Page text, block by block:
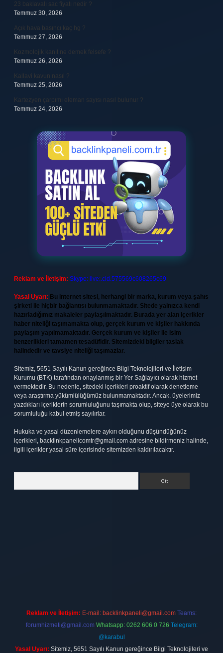
23 baklavalı sac fiyatı nedir ?
Temmuz 30, 2026
Açık hava basıncı kaç hg ?
Temmuz 27, 2026
Kozmolojik kanıt ne demek felsefe ?
Temmuz 26, 2026
Kallavi kavun nasıl ?
Temmuz 25, 2026
Kartezyen çarpımı eleman sayısı nasıl bulunur ?
Temmuz 24, 2026
Reklam ve İletişim: Skype: live:.cid.575569c608265c69
Yasal Uyarı: Bu internet sitesi, herhangi bir marka, kurum veya şahıs
şirketi ile hiçbir bağlantısı bulunmamaktadır. Sitede yalnızca kendi
hazırladığımız makaleler paylaşılmaktadır. Burada yer alan içerikler
haber niteliği taşımamakta olup, gerçek kurum ve kişiler hakkında
paylaşım yapılmamaktadır. Gerçek kurum ve kişiler ile isim
benzerlikleri tamamen tesadüfidir. Sitemizdeki bilgiler taslak
halindedir ve tavsiye niteliği taşımazlar.
Sitemiz, 5651 Sayılı Kanun gereğince Bilgi Teknolojileri ve İletişim
Kurumu (BTK) tarafından onaylanmış bir Yer Sağlayıcı olarak hizmet
vermektedir. Bu nedenle, sitedeki içerikleri proaktif olarak denetleme
veya araştırma yükümlülüğümüz bulunmamaktadır. Ancak, üyelerimiz
yazdıkları içeriklerin sorumluluğunu taşımakta olup, siteye üye olarak bu
sorumluluğu kabul etmiş sayılırlar.
Hukuka ve yasal düzenlemelere aykırı olduğunu düşündüğünüz
içerikleri, backlinkpanelicomtr@gmail.com adresine bildirmeniz halinde,
ilgili içerikler yasal süre içerisinde sitemizden kaldırılacaktır.
Reklam ve İletişim: E-mail: backlinkpaneli@gmail.com Teams:
forumhizmeti@gmail.com Whatsapp: 0262 606 0 726 Telegram:
@karabul
Yasal Uyarı: Sitemiz, 5651 Sayılı Kanun gereğince Bilgi Teknolojileri ve